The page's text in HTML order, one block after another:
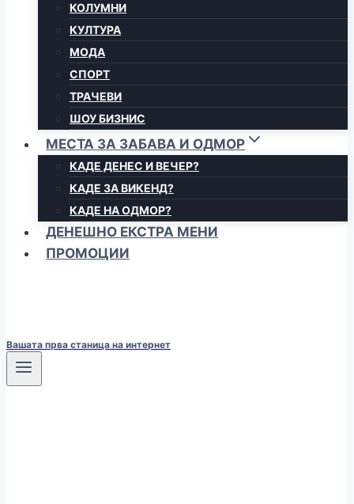
КОЛУМНИ
КУЛТУРА
МОДА
СПОРТ
ТРАЧЕВИ
ШОУ БИЗНИС
МЕСТА ЗА ЗАБАВА И ОДМОР
КАДЕ ДЕНЕС И ВЕЧЕР?
КАДЕ ЗА ВИКЕНД?
КАДЕ НА ОДМОР?
ДЕНЕШНО ЕКСТРА МЕНИ
ПРОМОЦИИ
Вашата прва станица на интернет